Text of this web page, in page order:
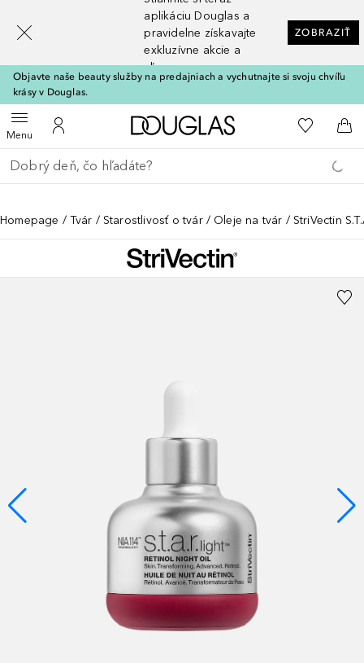
aplikáciu Douglas a
pravidelne získavajte
exkluzívne akcie a
zľavy
ZOBRAZIŤ
Objavte naše beauty služby na predajniach a vychutnajte si svoju chvíľu
krásy v Douglas.
MenuOtvoriť menuDo môjho účtu
Domov Do môjho
Do
Choď späť
Vykonajte vyhľadávanie
Homepage Tvár Starostlivosť o tvár Oleje na tvár StriVectin
[navigation.slideout.screenreader]